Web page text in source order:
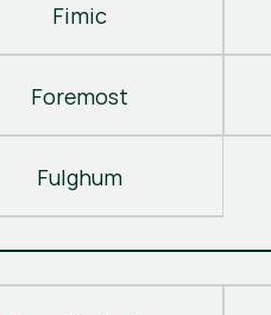
Fimic
Foremost
Fulghum